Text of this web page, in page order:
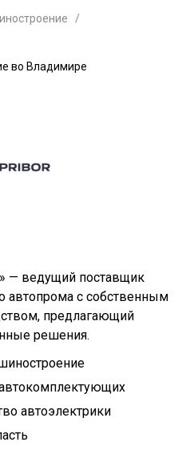
во Владимире
ведущий поставщик
автопрома с собственным
предлагающий
решения.
автоэлектрики